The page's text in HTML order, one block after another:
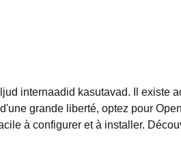
internaadid kasutavad. Il existe
grande liberté, optez pour
à configurer et à installer.